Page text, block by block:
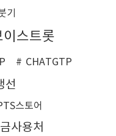
기
이스트롯
CHATGTP
선
스토어
사용처